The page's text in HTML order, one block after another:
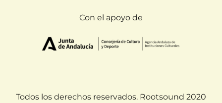
Con el apoyo de
Todos los derechos reservados. Rootsound 2020